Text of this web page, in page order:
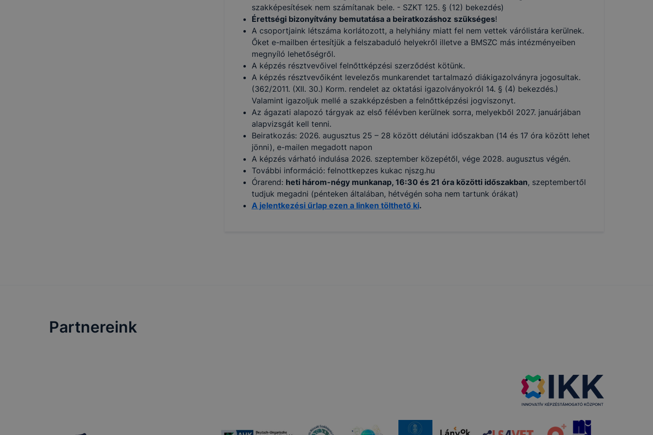
szakképesítések nem számítanak bele. - SZKT 125. § (12) bekezdés)
Érettségi bizonyítvány bemutatása a beiratkozáshoz szükséges!
A csoportjaink létszáma korlátozott, a helyhiány miatt fel nem vettek várólistára kerülnek.
Őket e-mailben értesítjük a felszabaduló helyekről illetve a BMSZC más intézményeiben
megnyíló lehetőségről.
A képzés résztvevőivel felnőttképzési szerződést kötünk.
A képzés résztvevőiként levelezős munkarendet tartalmazó diákigazolványra jogosultak.
(362/2011. (XII. 30.) Korm. rendelet az oktatási igazolványokról 14. § (4) bekezdés.)
Valamint igazoljuk mellé a szakképzésben a felnőttképzési jogviszonyt.
Az ágazati alapozó tárgyak az első félévben kerülnek sorra, melyekből 2027. januárjában
alapvizsgát kell tenni.
Beiratkozás: 2026. augusztus 25 – 28 között délutáni időszakban (14 és 17 óra között lehet
jönni), e-mailen megadott napon
A képzés várható indulása 2026. szeptember közepétől, vége 2028. augusztus végén.
További információ: felnottkepzes kukac njszg.hu
Órarend: heti három-négy munkanap, 16:30 és 21 óra közötti időszakban, szeptembertől
tudjuk megadni (pénteken általában, hétvégén soha nem tartunk órákat)
A jelentkezési űrlap ezen a linken tölthető ki.
Partnereink